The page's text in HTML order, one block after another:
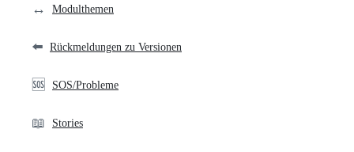
↔️ Modulthemen
⬅️ Rückmeldungen zu Versionen
🆘 SOS/Probleme
📖 Stories